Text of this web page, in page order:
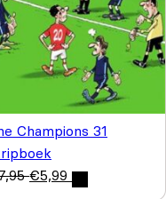
Champions 31
€5,99